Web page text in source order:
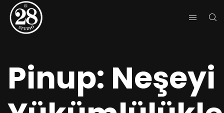
Pinup: Neşeyi